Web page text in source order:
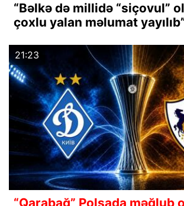
“Bəlkə də millidə “siçovul”
çoxlu yalan məlumat
21:23
“Qarabağ” Polşada məğlub